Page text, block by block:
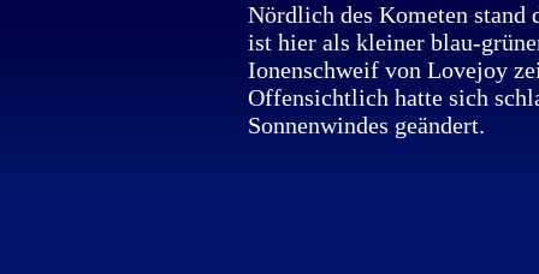
Nördlich des Kometen stand
ist hier als kleiner blau-
Ionenschweif von Lovejoy
Offensichtlich hatte sich
Sonnenwindes geändert.